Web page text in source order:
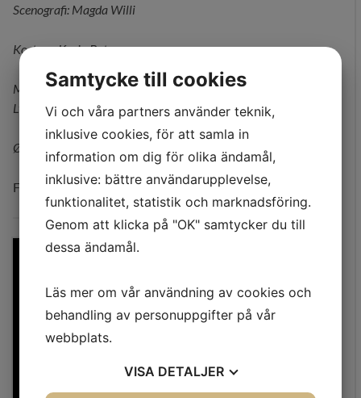
Scenografi: Magda Willi
Kostym: Karin Betz
Medv: Signe Egholm-Olsen, Johannes Lilleøre, Henrik
Lykkegaard och Anders Budde Christensen
Østerbro Teater– Republique, Köpenhamn, t o m 12/12 2019
Foton:De befriede, Østerbro Teater,Karoline Lieberkind
Samtycke till cookies
Vi och våra partners använder teknik,
inklusive cookies, för att samla in
information om dig för olika ändamål,
inklusive: bättre användarupplevelse,
funktionalitet, statistik och marknadsföring.
Genom att klicka på "OK" samtycker du till
dessa ändamål.
Läs mer om vår användning av cookies och
behandling av personuppgifter på vår
webbplats.
VISA DETALJER